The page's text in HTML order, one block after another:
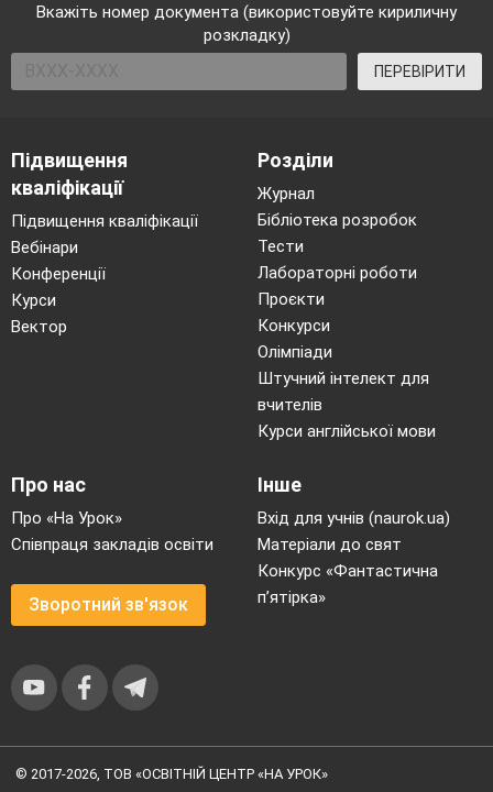
Вкажіть номер документа (використовуйте кириличну
розкладку)
ПЕРЕВІРИТИ
Підвищення
кваліфікації
Підвищення кваліфікації
Вебінари
Конференції
Курси
Вектор
Розділи
Журнал
Бібліотека розробок
Тести
Лабораторні роботи
Проєкти
Конкурси
Олімпіади
Штучний інтелект для
вчителів
Курси англійської мови
Про нас
Про «На Урок»
Співпраця закладів освіти
Зворотний зв'язок
Інше
Вхід для учнів (naurok.ua)
Матеріали до свят
Конкурс «Фантастична
п’ятірка»
© 2017-2026, ТОВ «ОСВІТНІЙ ЦЕНТР «НА УРОК»